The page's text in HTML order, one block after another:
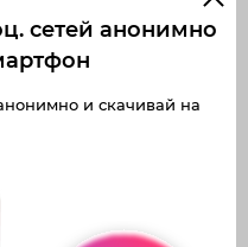
Архивная история
Получите доступ к архивным
публикациям
Не отвлекайтесь на рекламу
Загружайте истории без
сетей анонимно
и скачивай на